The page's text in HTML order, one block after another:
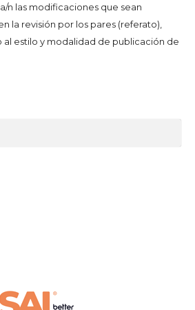
n las modificaciones que sean
la revisión por los pares (referato),
al estilo y modalidad de publicación de